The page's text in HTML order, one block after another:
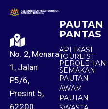
No. 2, Menara
1, Jalan
P5/6,
Presint 5,
62200
PAUTAN
PANTAS
APLIKASI
TOURLIST
PEROLEHAN
SEMAKAN
PAUTAN
AWAM
PAUTAN